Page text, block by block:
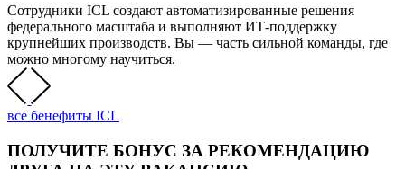
Сотрудники ICL создают автоматизированные решения
федерального масштаба и выполняют ИТ-поддержку
крупнейших производств. Вы — часть сильной команды, где
можно многому научиться.
все бенефиты ICL
ПОЛУЧИТЕ БОНУС ЗА РЕКОМЕНДАЦИЮ